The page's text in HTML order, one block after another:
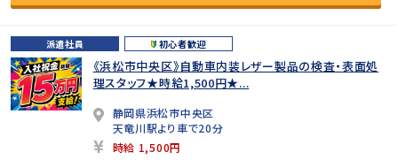
派遣社員 初心者歓迎
《浜松市中央区》自動車内装レザー製品の検査・表面処
理スタッフ★時給1,500円★...
静岡県浜松市中央区
天竜川駅より車で20分
時給 1,500円